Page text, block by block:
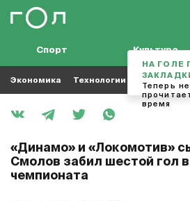
Спорт Культура
Экономика Технологии Кино
«Динамо» и «Локомотив»
Смолов забил шестой гол
чемпионата
НА ГОЛЕ
Теперь
время